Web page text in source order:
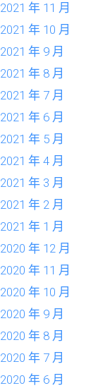
2021 年 11 月
2021 年 10 月
2021 年 9 月
2021 年 8 月
2021 年 7 月
2021 年 6 月
2021 年 5 月
2021 年 4 月
2021 年 3 月
2021 年 2 月
2021 年 1 月
2020 年 12 月
2020 年 11 月
2020 年 10 月
2020 年 9 月
2020 年 8 月
2020 年 7 月
2020 年 6 月